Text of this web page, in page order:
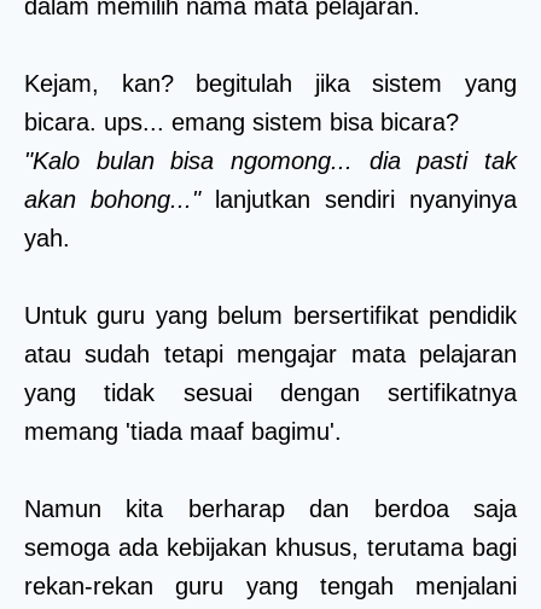
dalam memilih nama mata pelajaran.
Kejam, kan? begitulah jika sistem yang
bicara. ups... emang sistem bisa bicara?
"Kalo bulan bisa ngomong... dia pasti tak
akan bohong..."lanjutkan sendiri nyanyinya
yah.
Untuk guru yang belum bersertifikat pendidik
atau sudah tetapi mengajar mata pelajaran
yang tidak sesuai dengan sertifikatnya
memang 'tiada maaf bagimu'.
Namun kita berharap dan berdoa saja
semoga ada kebijakan khusus, terutama bagi
rekan-rekan guru yang tengah menjalani